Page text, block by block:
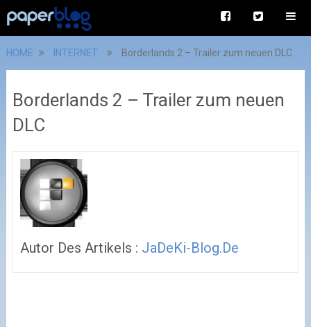
HOME INTERNET Borderlands 2 – Trailer zum neuen DLC
Borderlands 2 – Trailer zum neuen
DLC
Autor Des Artikels : JaDeKi-Blog.de